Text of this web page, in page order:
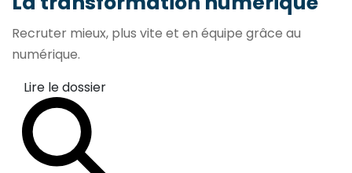
Recruter mieux, plus vite et en équipe grâce au
numérique.
Lire le dossier